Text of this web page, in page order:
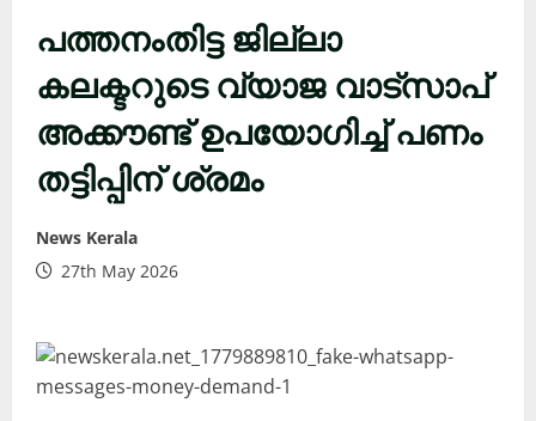
പത്തനംതിട്ട ജില്ലാ
കലക്ടറുടെ വ്യാജ വാട്സാപ്
അക്കൗണ്ട് ഉപയോഗിച്ച് പണം
തട്ടിപ്പിന് ശ്രമം
News Kerala
27th May 2026